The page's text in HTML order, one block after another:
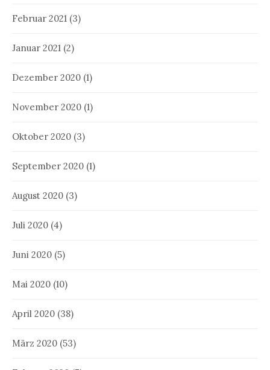
Februar 2021 (3)
Januar 2021 (2)
Dezember 2020 (1)
November 2020 (1)
Oktober 2020 (3)
September 2020 (1)
August 2020 (3)
Juli 2020 (4)
Juni 2020 (5)
Mai 2020 (10)
April 2020 (38)
März 2020 (53)